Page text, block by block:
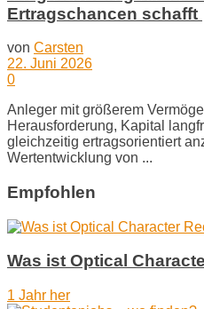
Ertragschancen schafft
von Carsten
22. Juni 2026
0
Anleger mit größerem
Herausforderung, Kapital
gleichzeitig ertragsorientiert
Wertentwicklung von ...
Empfohlen
Was ist Optical
1 Jahr her